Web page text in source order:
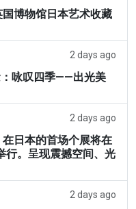
博物馆日本艺术收藏
2 days ago
咏叹四季——出光美
2 days ago
日本的首场个展将在
。呈现震撼空间、光
2 days ago